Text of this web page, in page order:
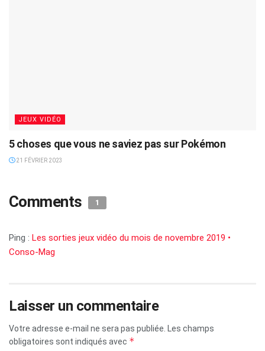
JEUX VIDÉO
5 choses que vous ne saviez pas sur Pokémon
21 FÉVRIER 2023
Comments 1
Ping : Les sorties jeux vidéo du mois de novembre 2019 •
Conso-Mag
Laisser un commentaire
Votre adresse e-mail ne sera pas publiée.
Les champs
obligatoires sont indiqués avec *